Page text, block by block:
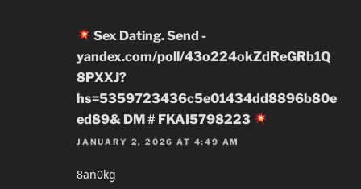
Sex Dating. Send -
yandex.com/poll/43o224okZdReGRb1Q
8PXXJ?
hs=5359723436c5e01434dd8896b80e
ed89& DM # FKAI5798223
JANUARY 2, 2026 AT 4:49 AM
8an0kg